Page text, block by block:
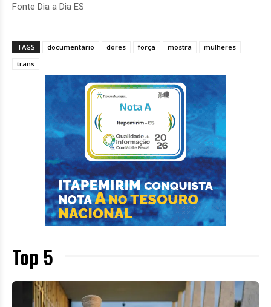
Fonte Dia a Dia ES
TAGS documentário dores força mostra
mulheres
trans
Top 5